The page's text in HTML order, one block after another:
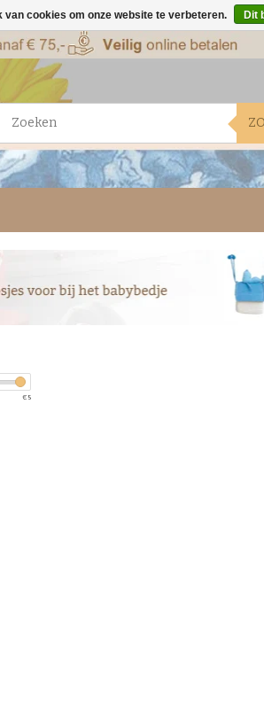
€ 5
cookies om onze website te verbeteren. Dit